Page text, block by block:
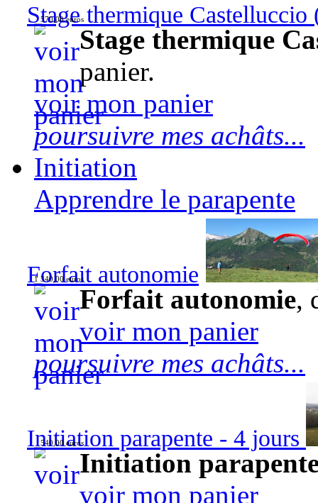
Stage thermique Castelluccio
570,00 euros
Stage thermique
panier.
voir mon panier
poursuivre mes achâts...
Initiation
Apprendre le parapente
Forfait autonomie
1 340,00 euros
Forfait autonomie,
voir mon panier
poursuivre mes achâts...
Initiation parapente - 4 jours
540,00 euros
Initiation
voir mon panier